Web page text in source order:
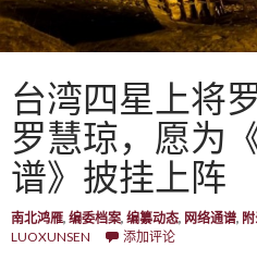
台湾四星上将
罗慧琼，愿为
谱》披挂上阵
南北鸿雁, 编委档案, 编纂动态, 网络通谱,
LUOXUNSEN
添加评论